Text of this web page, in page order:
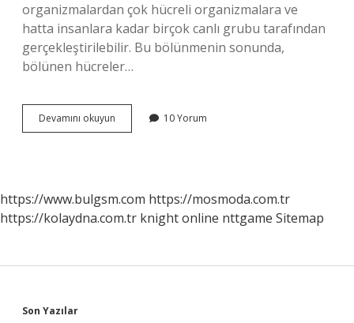
organizmalardan çok hücreli organizmalara ve
hatta insanlara kadar birçok canlı grubu tarafından
gerçekleştirilebilir. Bu bölünmenin sonunda,
bölünen hücreler…
Devamını okuyun Çimlenme
Mitoz
10 Yorum
https://www.bulgsm.com https://mosmoda.com.tr
https://kolaydna.com.tr knight online nttgame Sitemap
Son Yazılar